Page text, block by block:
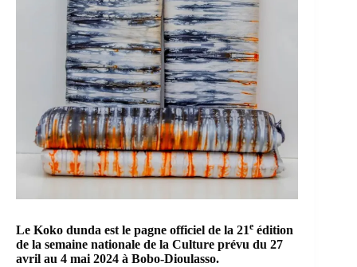
Le Koko dunda est le pagne officiel de la 21e édition
de la semaine nationale de la Culture prévu du 27
avril au 4 mai 2024 à Bobo-Dioulasso.